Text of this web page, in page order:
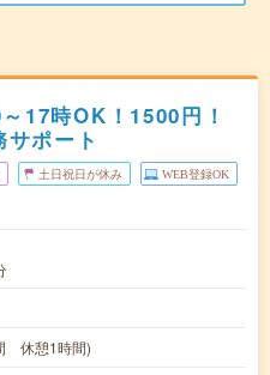
17時OK！1500円！
ポート
土日祝日が休み WEB登録OK
休憩1時間)